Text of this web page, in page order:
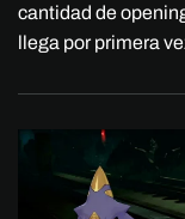
cantidad de
llega por primera